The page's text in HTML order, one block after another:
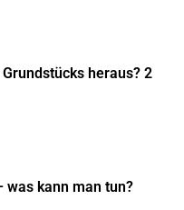
heraus? 2
was kann man tun?